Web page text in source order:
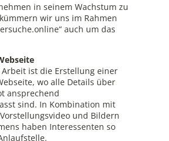
in seinem Wachstum zu
wir uns im Rahmen
auch um das
Arbeit ist die Erstellung einer
wo alle Details über
ansprechend
sind. In Kombination mit
und Bildern
haben Interessenten so